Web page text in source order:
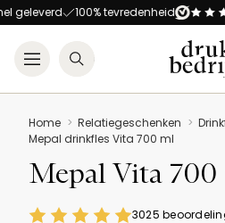
Open menu
Zoeken
100% tevredenheid
Home Relatiegeschenken
Mepal drinkfles Vita 700 ml
Mepal Vita
3025